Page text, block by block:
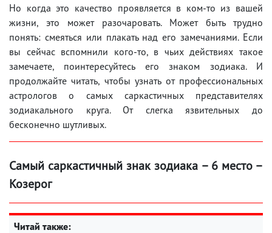
Но когда это качество проявляется в ком-то из вашей
жизни, это может разочаровать. Может быть трудно
понять: смеяться или плакать над его замечаниями. Если
вы сейчас вспомнили кого-то, в чьих действиях такое
замечаете, поинтересуйтесь его знаком зодиака. И
продолжайте читать, чтобы узнать от профессиональных
астрологов о самых саркастичных представителях
зодиакального круга. От слегка язвительных до
бесконечно шутливых.
Самый саркастичный знак зодиака – 6 место –
Козерог
Читай также: